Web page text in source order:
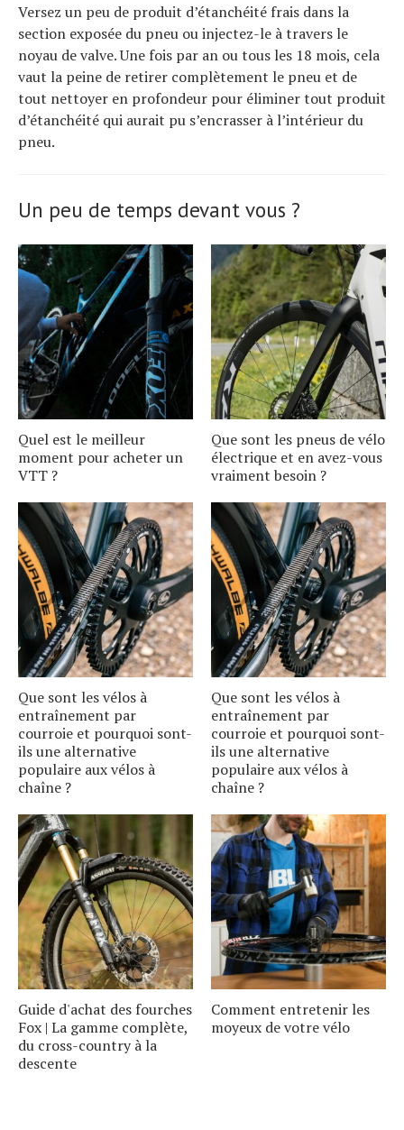
Versez un peu de produit d’étanchéité frais dans la
section exposée du pneu ou injectez-le à travers le
noyau de valve. Une fois par an ou tous les 18 mois, cela
vaut la peine de retirer complètement le pneu et de
tout nettoyer en profondeur pour éliminer tout produit
d’étanchéité qui aurait pu s’encrasser à l’intérieur du
pneu.
Un peu de temps devant vous ?
Quel est le meilleur
moment pour acheter un
VTT ?
Que sont les pneus de vélo
électrique et en avez-vous
vraiment besoin ?
Que sont les vélos à
entraînement par
courroie et pourquoi sont-
ils une alternative
populaire aux vélos à
chaîne ?
Que sont les vélos à
entraînement par
courroie et pourquoi sont-
ils une alternative
populaire aux vélos à
chaîne ?
Guide d'achat des fourches
Fox | La gamme complète,
du cross-country à la
descente
Comment entretenir les
moyeux de votre vélo